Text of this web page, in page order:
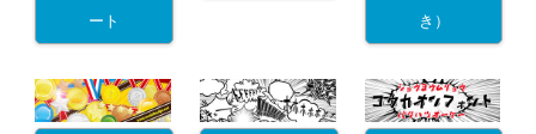
ート き）